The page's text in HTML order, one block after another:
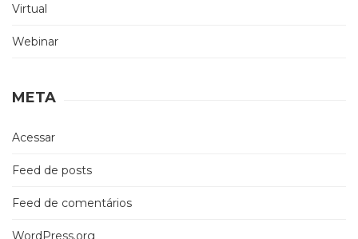
Virtual
Webinar
META
Acessar
Feed de posts
Feed de comentários
WordPress.org